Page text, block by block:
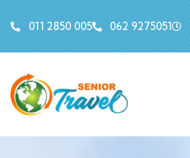
011 2850 005 062 9275051